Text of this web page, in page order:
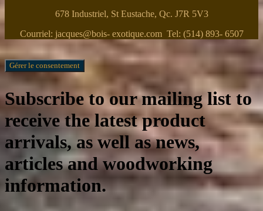
678 Industriel, St Eustache, Qc. J7R 5V3
Courriel: jacques@bois- exotique.com Tel: (514) 893- 6507
Gérer le consentement
Subscribe to our mailing list to
receive the latest product
arrivals, as well as news,
articles and woodworking
information.